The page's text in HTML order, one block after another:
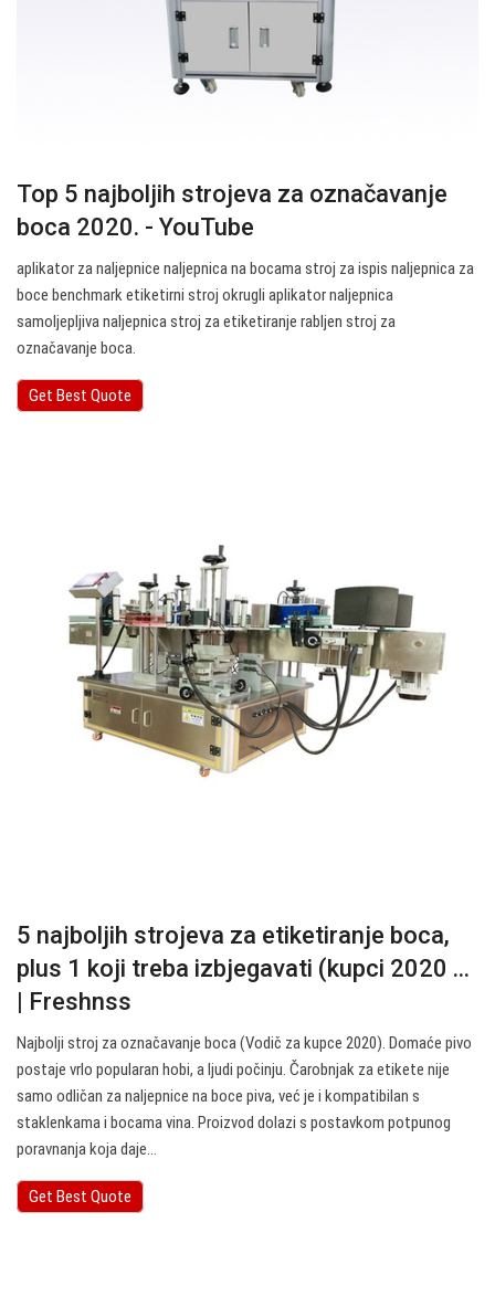
Top 5 najboljih strojeva za označavanje
boca 2020. - YouTube
aplikator za naljepnice naljepnica na bocama stroj za ispis naljepnica za
boce benchmark etiketirni stroj okrugli aplikator naljepnica
samoljepljiva naljepnica stroj za etiketiranje rabljen stroj za
označavanje boca.
Get Best Quote
5 najboljih strojeva za etiketiranje boca,
plus 1 koji treba izbjegavati (kupci 2020 ...
| Freshnss
Najbolji stroj za označavanje boca (Vodič za kupce 2020). Domaće pivo
postaje vrlo popularan hobi, a ljudi počinju. Čarobnjak za etikete nije
samo odličan za naljepnice na boce piva, već je i kompatibilan s
staklenkama i bocama vina. Proizvod dolazi s postavkom potpunog
poravnanja koja daje…
Get Best Quote